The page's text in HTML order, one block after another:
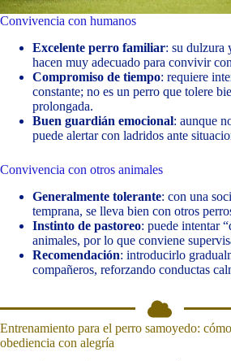
Convivencia con humanos
Excelente perro familiar: su dulzura
hacen muy adecuado para convivir
Compromiso de tiempo: requiere
constante; no es un perro que tolere
prolongada.
Buen guardián emocional: aunque
puede alertar con ladridos ante
Convivencia con otros animales
Generalmente tolerante: con una
temprana, se lleva bien con otros
Instinto de pastoreo: puede intentar
animales, por lo que conviene
Recomendación: introducirlo
compañeros, reforzando conductas
Entrenamiento para el perro samoyedo:
obediencia con alegría